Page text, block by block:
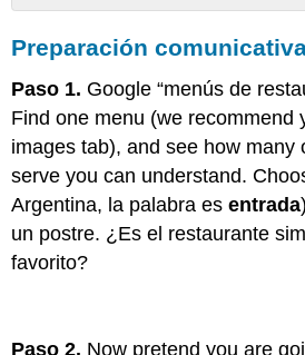
comunicativa
1
Preparación
comunicativa
Tu
rutina
gastronómica
Preparación
comunicativa
3:
Preparación
Paso 1. Google “menús de
Find one menu (we recommend
images tab), and see how many
serve you can understand.
Argentina, la palabra esentrada
un postre. ¿Es el restaurante
favorito?
Paso 2. Now pretend you are